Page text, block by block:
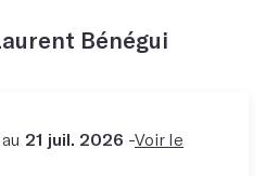
Bénégui
au 21 juil. 2026 -Voir le